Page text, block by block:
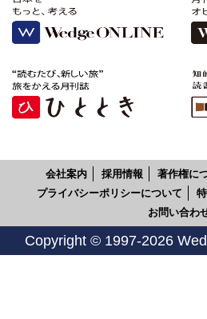
会社案内 採用情報 著作権に
プライバシーポリシーについて
お問い合わ
Copyright © 1997-2026